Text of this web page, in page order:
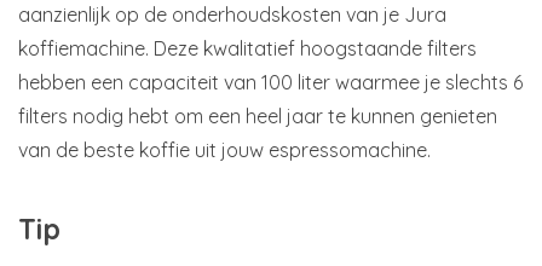
aanzienlijk op de onderhoudskosten van je Jura
koffiemachine. Deze kwalitatief hoogstaande filters
hebben een capaciteit van 100 liter waarmee je slechts 6
filters nodig hebt om een heel jaar te kunnen genieten
van de beste koffie uit jouw espressomachine.
Tip